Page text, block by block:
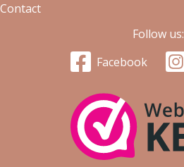
Contact
Follow us:
Facebook